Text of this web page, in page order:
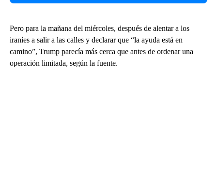
Pero para la mañana del miércoles, después de alentar a los
iraníes a salir a las calles y declarar que “la ayuda está en
camino”, Trump parecía más cerca que antes de ordenar una
operación limitada, según la fuente.